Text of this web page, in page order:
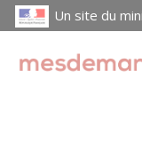
Un site du